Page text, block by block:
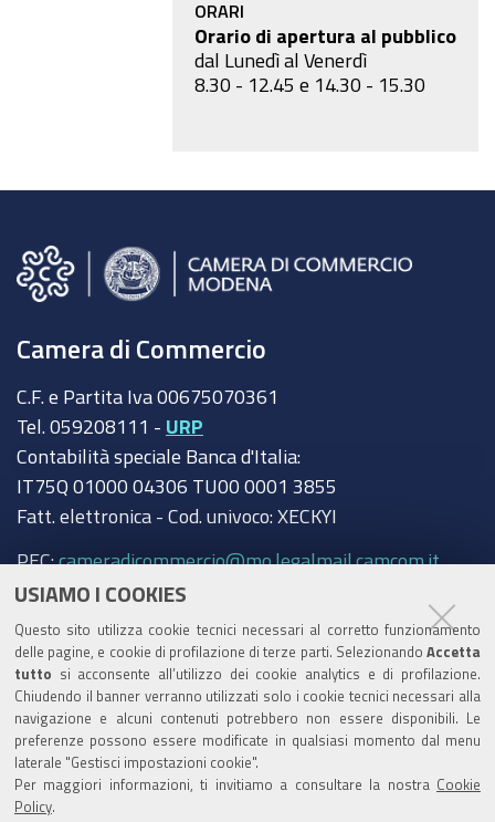
USIAMO I COOKIES
Questo sito utilizza cookie tecnici necessari al corretto funzionamento
delle pagine, e cookie di profilazione di terze parti. Selezionando Accetta
tutto si acconsente all’utilizzo dei cookie analytics e di profilazione.
Chiudendo il banner verranno utilizzati solo i cookie tecnici necessari alla
navigazione e alcuni contenuti potrebbero non essere disponibili. Le
preferenze possono essere modificate in qualsiasi momento dal menu
laterale "Gestisci impostazioni cookie".
Per maggiori informazioni, ti invitiamo a consultare la nostra Cookie
Policy
ORARI
Orario di apertura al pubblico
dal Lunedì al Venerdì
8.30 - 12.45 e 14.30 - 15.30
Camera di Commercio
C.F. e Partita Iva 00675070361
Tel. 059208111 - URP
Contabilità speciale Banca d'Italia:
IT75Q 01000 04306 TU00 0001 3855
Fatt. elettronica - Cod. univoco: XECKYI
PEC:cameradicommercio@mo.legalmail.camcom.it
Trasparenza
Amministrazione trasparente
Albo Camerale
Pubblicità Legale
Area riservata Amministratori